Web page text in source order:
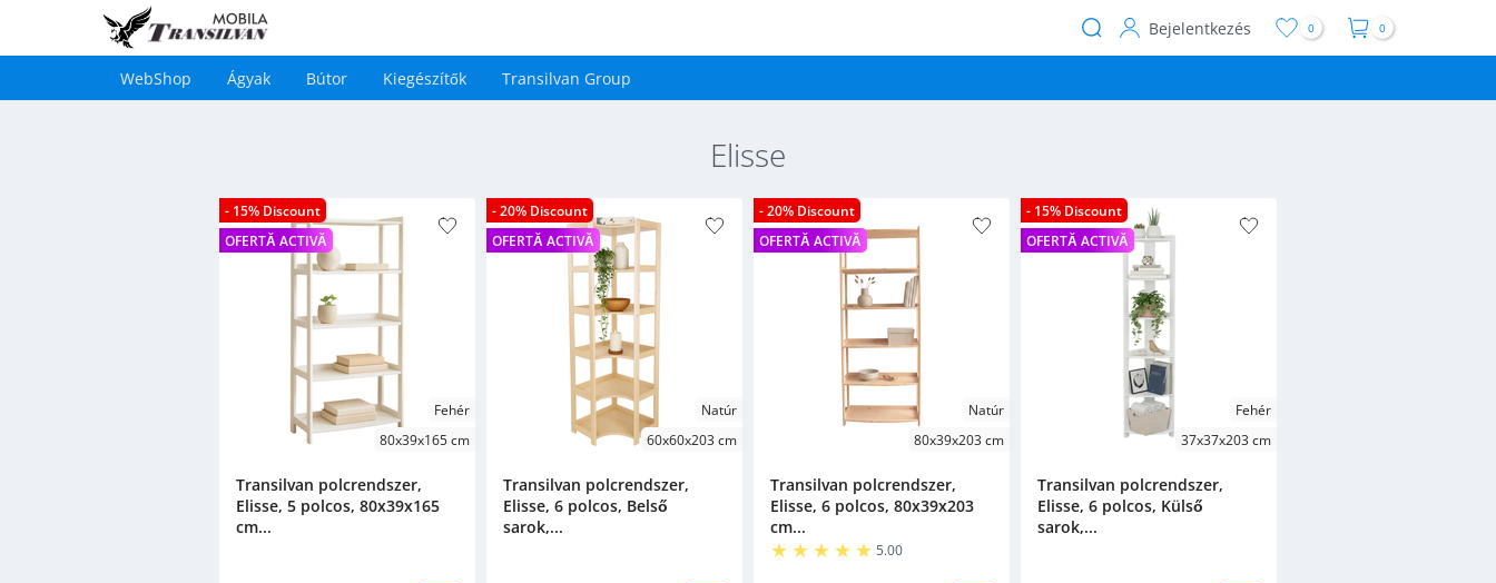
User
Bejelentkezés 0 0
Main
WebShop Ágyak Bútor Kiegészítők Transilvan Group
Elisse
- 15% Discount
OFERTĂ ACTIVĂ
Fehér
80x39x165 cm
Transilvan polcrendszer,
Elisse, 5 polcos, 80x39x165
cm...
- 20% Discount
OFERTĂ ACTIVĂ
Natúr
60x60x203 cm
Transilvan polcrendszer,
Elisse, 6 polcos, Belső
sarok,...
- 20% Discount
OFERTĂ ACTIVĂ
Natúr
80x39x203 cm
Transilvan polcrendszer,
Elisse, 6 polcos, 80x39x203
cm...
5.00
- 15% Discount
OFERTĂ ACTIVĂ
Fehér
37x37x203 cm
Transilvan polcrendszer,
Elisse, 6 polcos, Külső
sarok,...